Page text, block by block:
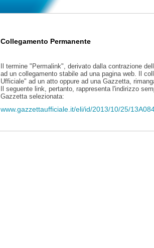
Collegamento Permanente
Il termine "Permalink", derivato dalla contrazione
ad un collegamento stabile ad una pagina web. Il
Ufficiale" ad un atto oppure ad una Gazzetta,
Il seguente link, pertanto, rappresenta l'indirizzo
Gazzetta selezionata:
www.gazzettaufficiale.it/eli/id/2013/10/25/